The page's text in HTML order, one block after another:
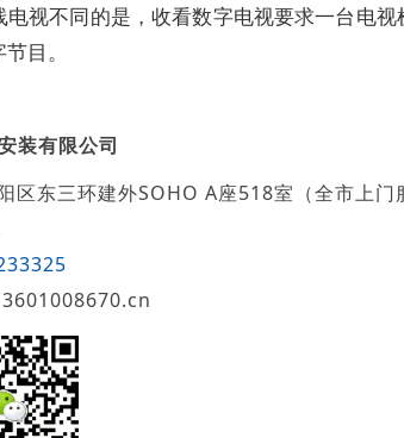
电视不同的是，收看数字电视要求一台电
目。
装有限公司
区东三环建外SOHO A座518室（全市上门